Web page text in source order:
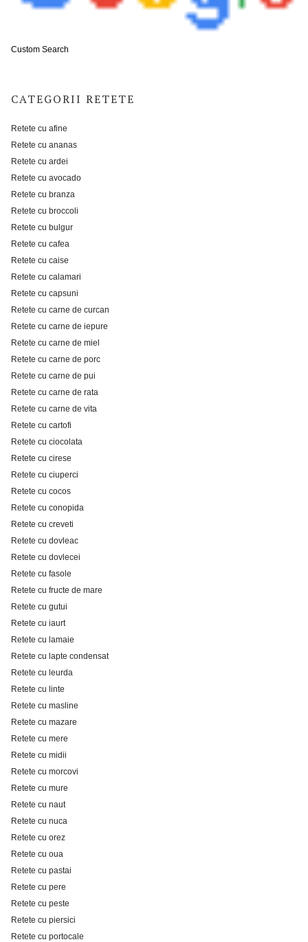
Custom Search
CATEGORII RETETE
Retete cu afine
Retete cu ananas
Retete cu ardei
Retete cu avocado
Retete cu branza
Retete cu broccoli
Retete cu bulgur
Retete cu cafea
Retete cu caise
Retete cu calamari
Retete cu capsuni
Retete cu carne de curcan
Retete cu carne de iepure
Retete cu carne de miel
Retete cu carne de porc
Retete cu carne de pui
Retete cu carne de rata
Retete cu carne de vita
Retete cu cartofi
Retete cu ciocolata
Retete cu cirese
Retete cu ciuperci
Retete cu cocos
Retete cu conopida
Retete cu creveti
Retete cu dovleac
Retete cu dovlecei
Retete cu fasole
Retete cu fructe de mare
Retete cu gutui
Retete cu iaurt
Retete cu lamaie
Retete cu lapte condensat
Retete cu leurda
Retete cu linte
Retete cu masline
Retete cu mazare
Retete cu mere
Retete cu midii
Retete cu morcovi
Retete cu mure
Retete cu naut
Retete cu nuca
Retete cu orez
Retete cu oua
Retete cu pastai
Retete cu pere
Retete cu peste
Retete cu piersici
Retete cu portocale